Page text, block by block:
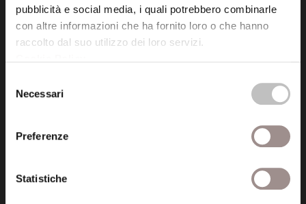
pubblicità e social media, i quali potrebbero combinarle
con altre informazioni che ha fornito loro o che hanno
raccolto dal suo utilizzo dei loro servizi.
delNecessari
Preferenze
Statistiche
Amministrazione trasparente